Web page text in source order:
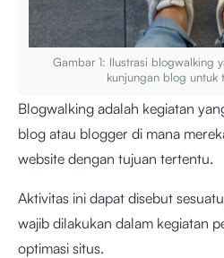
Gambar 1: Ilustrasi blogwalking
kunjungan blog untuk
Blogwalking adalah kegiatan
blog atau blogger di mana
website dengan tujuan tertentu.
Aktivitas ini dapat disebut
wajib dilakukan dalam kegiatan
optimasi situs.